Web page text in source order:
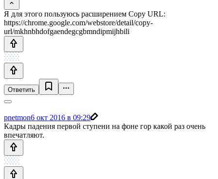
Я для этого пользуюсь расширением Copy URL:
https://chrome.google.com/webstore/detail/copy-
url/mkhnbhdofgaendegcgbmndipmijhbili
Ответить
pnetmon6 окт 2016 в 09:29
Кадры падения первой ступени на фоне гор какой раз очень
впечатляют.